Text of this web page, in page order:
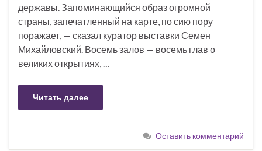
державы. Запоминающийся образ огромной
страны, запечатленный на карте, по сию пору
поражает, — сказал куратор выставки Семен
Михайловский. Восемь залов — восемь глав о
великих открытиях, …
Читать далее
Оставить комментарий